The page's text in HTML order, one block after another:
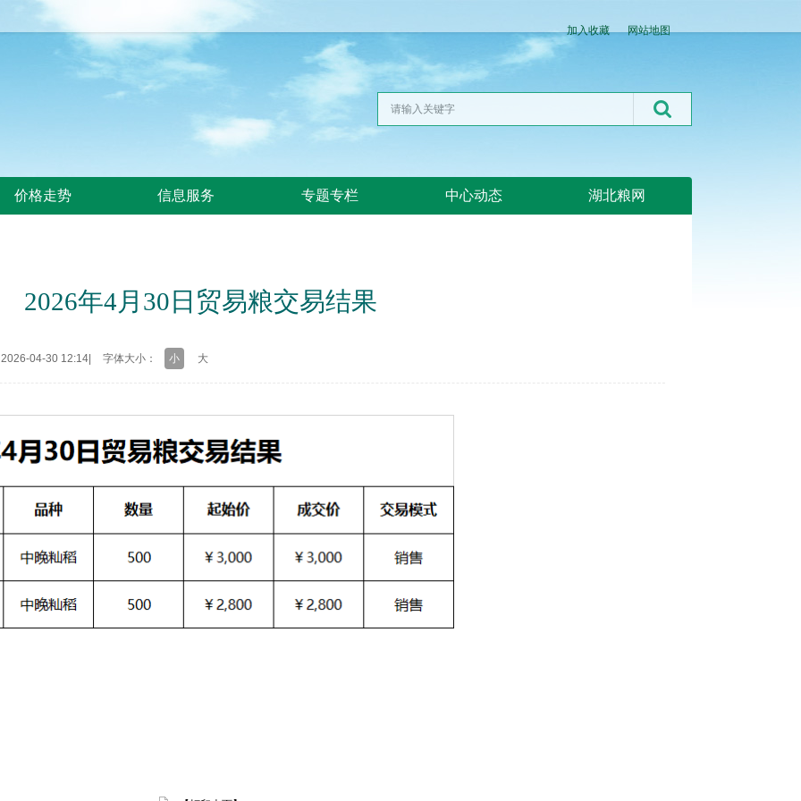
加入收藏 网站地图
价格走势 信息服务 专题专栏 中心动态 湖北粮网
2026年4月30日贸易粮交易结果
04-30 12:14 字体大小： 小 大